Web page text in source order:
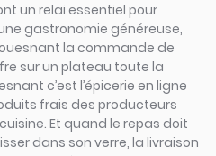
un relai essentiel pour
gastronomie généreuse,
la commande de
sur un plateau toute la
c’est l’épicerie en ligne
frais des producteurs
Et quand le repas doit
dans son verre, la livraison